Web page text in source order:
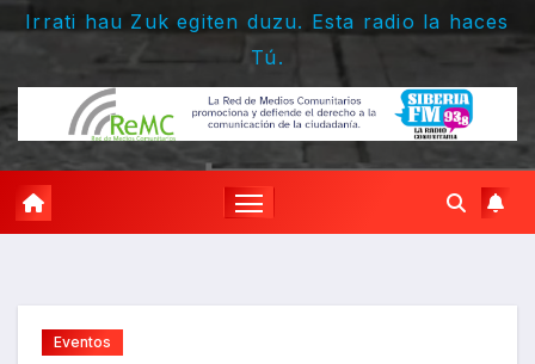
Irrati hau Zuk egiten duzu. Esta radio la haces
Tú.
Eventos